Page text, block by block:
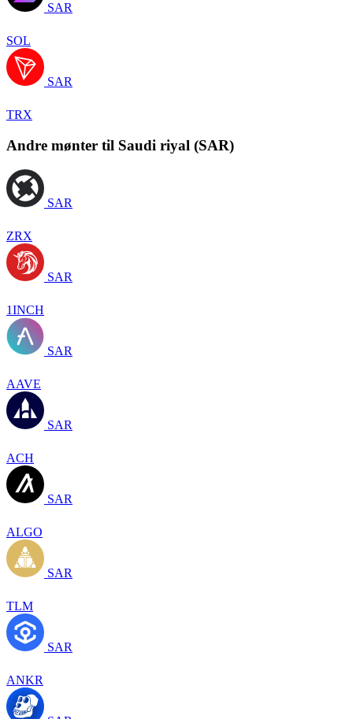
SAR
SOL
SAR
TRX
Andre mønter til Saudi riyal (SAR)
SAR
ZRX
SAR
1INCH
SAR
AAVE
SAR
ACH
SAR
ALGO
SAR
TLM
SAR
ANKR